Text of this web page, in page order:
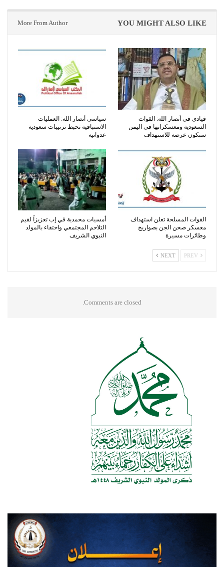
YOU MIGHT ALSO LIKE
More From Author
قيادي في أنصار الله: القوات
السعودية ومعسكراتها في اليمن
ستكون عرضة للاستهداف
سياسي أنصار الله: العمليات
الاستباقية تحبط ترتيبات سعودية
عدوانية
القوات المسلحة تعلن استهداف
معسكر صحن الجن بصواريخ
وطائرات مسيرة
أمسيات محمدية في إب تعزيزاً لقيم
التلاحم المجتمعي واحتفاء بالمولد
النبوي الشريف
NEXT
Comments are closed.